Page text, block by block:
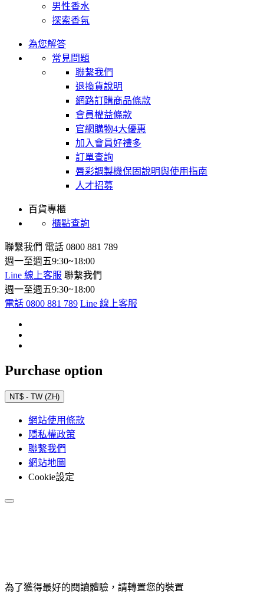
男性香水
探索香氛
為您解答
常見問題
聯繫我們
退換貨說明
網路訂購商品條款
會員權益條款
官網購物4大優惠
加入會員好禮多
訂單查詢
唇彩調製機保固說明與使用指南
人才招募
百貨專櫃
櫃點查詢
聯繫我們 電話 0800 881 789
週一至週五9:30~18:00
Line 線上客服 聯繫我們
週一至週五9:30~18:00
電話 0800 881 789 Line 線上客服
Purchase option
NT$ - TW (ZH)
網站使用條款
隱私權政策
聯繫我們
網站地圖
Cookie設定
為了獲得最好的閱讀體驗，請轉置您的裝置